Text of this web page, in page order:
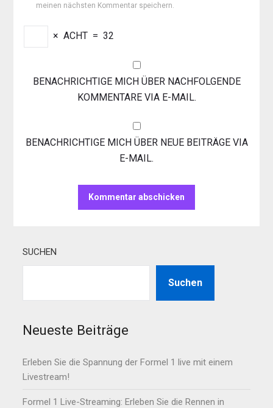
meinen nächsten Kommentar speichern.
× ACHT = 32
BENACHRICHTIGE MICH ÜBER NACHFOLGENDE
KOMMENTARE VIA E-MAIL.
BENACHRICHTIGE MICH ÜBER NEUE BEITRÄGE VIA
E-MAIL.
SUCHEN
Suchen
Neueste Beiträge
Erleben Sie die Spannung der Formel 1 live mit einem
Livestream!
Formel 1 Live-Streaming: Erleben Sie die Rennen in